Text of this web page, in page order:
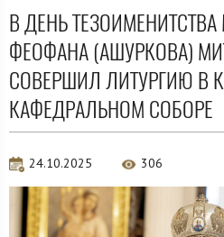
В ДЕНЬ
ФЕОФАНА (АШУРКОВА)
СОВЕРШИЛ ЛИТУРГИЮ В
КАФЕДРАЛЬНОМ СОБОРЕ
24.10.2025 306